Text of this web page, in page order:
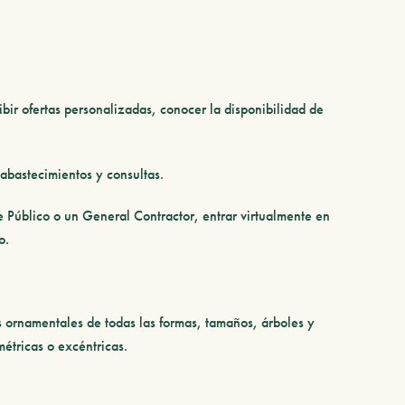
ofertas personalizadas, conocer la disponibilidad de
y consultas.
o un General Contractor, entrar virtualmente en
de todas las formas, tamaños, árboles y
o excéntricas.